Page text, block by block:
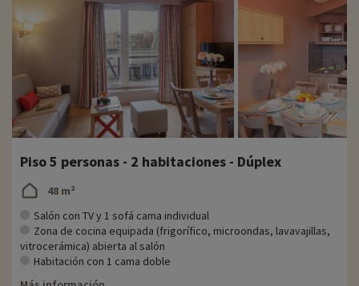
Piso 5 personas - 2 habitaciones - Dúplex
48 m²
Salón con TV y 1 sofá cama individual
Zona de cocina equipada (frigorífico, microondas, lavavajillas,
vitrocerámica) abierta al salón
Habitación con 1 cama doble